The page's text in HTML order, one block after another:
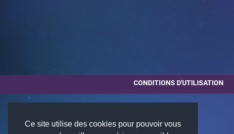
Ce site utilise des cookies pour pouvoir vous
CONDITIONS D'UTILISATION